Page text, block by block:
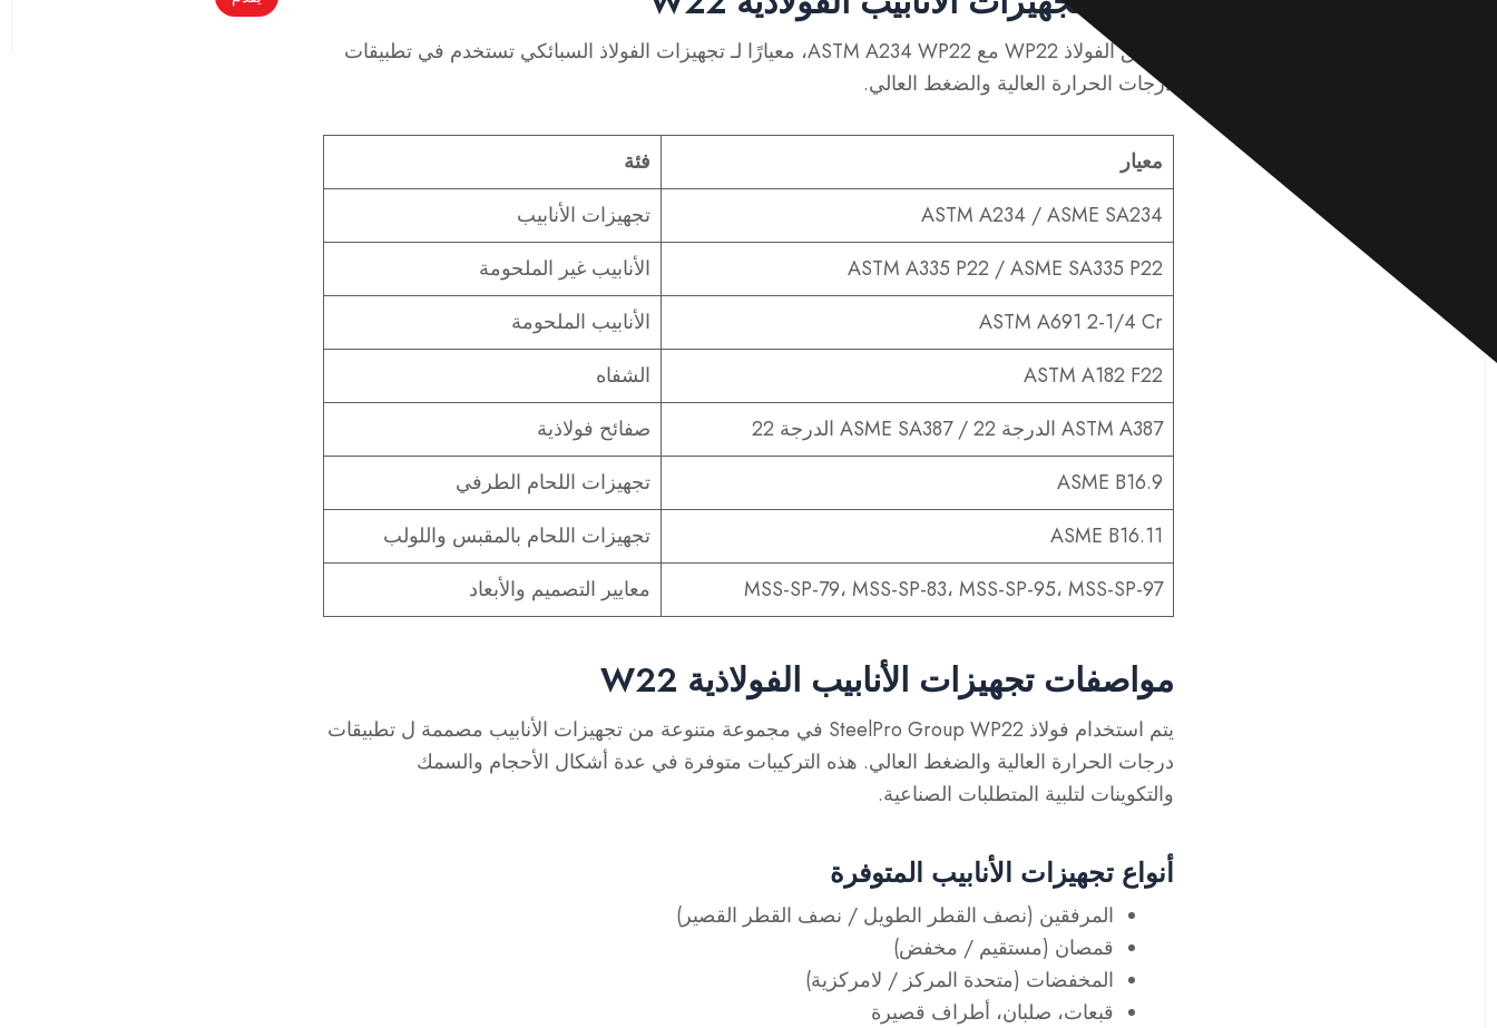
يتوافق الفولاذ WP22 مع ASTM A234 WP22، معيارًا لـتجهيزات الفولاذ السبائكي تستخدم في تطبيقات
درجات الحرارة العالية والضغط العالي.
معيار
فئة
ASTM A234 / ASME SA234
تجهيزات الأنابيب
ASTM A335 P22 / ASME SA335 P22
الأنابيب غير الملحومة
ASTM A691 2-1/4 Cr
الأنابيب الملحومة
ASTM A182 F22
الشفاه
ASTM A387 الدرجة 22 / ASME SA387 الدرجة 22
صفائح فولاذية
ASME B16.9
تجهيزات اللحام الطرفي
ASME B16.11
تجهيزات اللحام بالمقبس واللولب
MSS-SP-79، MSS-SP-83، MSS-SP-95، MSS-SP-97
معايير التصميم والأبعاد
مواصفات تجهيزات الأنابيب الفولاذية W22
يتم استخدام فولاذ SteelPro Group WP22 في مجموعة متنوعة من تجهيزات الأنابيب مصممة ل تطبيقات
درجات الحرارة العالية والضغط العالي. هذه التركيبات متوفرة في عدة أشكال الأحجام والسمك
والتكوينات لتلبية المتطلبات الصناعية.
أنواع تجهيزات الأنابيب المتوفرة
المرفقين (نصف القطر الطويل / نصف القطر القصير)
قمصان (مستقيم / مخفض)
المخفضات (متحدة المركز / لامركزية)
قبعات، صلبان، أطراف قصيرة
س